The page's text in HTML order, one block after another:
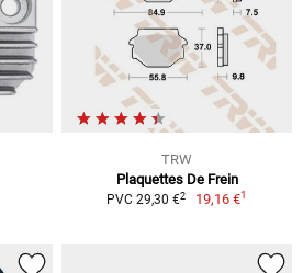
TRW
Plaquettes De Frein
PVC 29,30 €2 19,16 €1